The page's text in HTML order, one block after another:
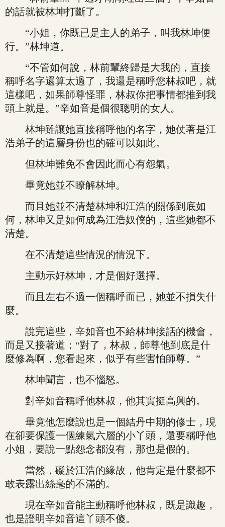
的話就被林坤打斷了。
“小姐，你既已是主人的弟子，叫我林坤便
行。”林坤道。
“不管如何說，林前輩終歸是大我的，直接
稱呼名字還算太過了，我還是稱呼您林叔吧，就
這樣吧，如果師尊怪罪，林叔你把事情都推到我
頭上就是。”辛如音是個很聰明的女人。
林坤雖讓她直接稱呼他的名字，她仗著是江
浩弟子的這層身份也的確可以如此。
但林坤難免不會因此而心有怨氣。
畢竟她並不瞭解林坤。
而且她並不清楚林坤和江浩的關係到底如
何，林坤又是如何成為江浩奴僕的，這些她都不
清楚。
在不清楚這些情況的情況下。
主動示好林坤，才是個好選擇。
而且左右不過一個稱呼而已，她並不損失什
麼。
說完這些，辛如音也不給林坤接話的機會，
而是又接著道；“對了，林叔，師尊他到底是什
麼修為啊，您看起來，似乎有些害怕師尊。”
林坤聞言，也不惱怒。
對辛如音稱呼他林叔，他其實挺高興的。
畢竟他怎麼說也是一個結丹中期的修士，現
在卻要保護一個練氣六層的小丫頭，還要稱呼他
小姐，要說一點怨念都沒有，那也是假的。
當然，礙於江浩的緣故，他肯定是什麼都不
敢表露出絲毫的不滿的。
現在辛如音能主動稱呼他林叔，既是識趣，
也是證明辛如音這丫頭不傻。